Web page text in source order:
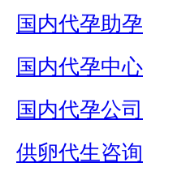
国内代孕助孕
国内代孕中心
国内代孕公司
供卵代生咨询